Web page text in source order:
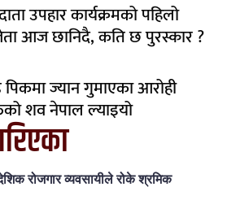
उपहार कार्यक्रमको पहिलो
आज छानिदै, कति छ पुरस्कार ?
पिकमा ज्यान गुमाएका आरोही
शव नेपाल ल्याइयो
रोजगार व्यवसायीले रोके श्रमिक